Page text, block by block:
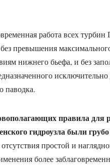
работа всех
превышения
нижнего бьефа, и без
исключительно
паводка.
правила для
гидроузла были
простой и
более